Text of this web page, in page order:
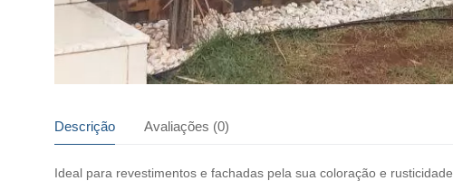
Descrição Avaliações (0)
Ideal para revestimentos e fachadas pela sua coloração e rusticidade.